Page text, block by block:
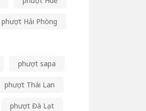
phượt Hải Phòng
phượt sapa
phượt Thái Lan
phượt Đà Lạt